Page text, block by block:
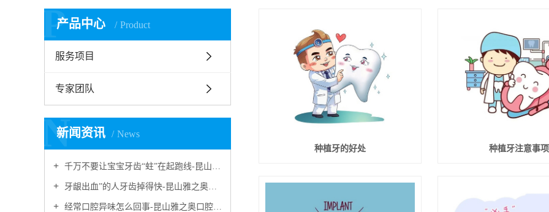
产品中心 Product
P
服务项目
专家团队
新闻资讯 News
N
千万不要让宝宝牙齿“蛀”在起跑线-昆山雅之奥口腔医疗连锁机构
牙龈出血”的人牙齿掉得快-昆山雅之奥口腔医疗连锁机构
经常口腔异味怎么回事-昆山雅之奥口腔医疗连锁机构
种植牙的好处 种植牙注意事项